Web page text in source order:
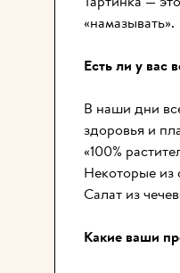
«намазывать».
Есть ли у вас
В наши дни
здоровья и
«100%
Некоторые из
Салат из
Какие ваши